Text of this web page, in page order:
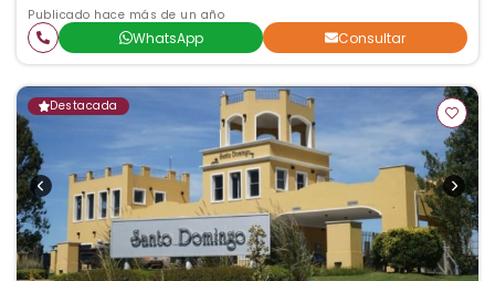
Publicado hace más de un año
WhatsApp Consultar
Destacada